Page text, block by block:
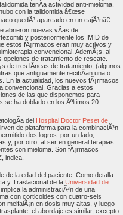
tenÃ­a actividad anti-mieloma,
con la talidomida â€œse
quedÃ³ aparcado en un cajÃ³nâ€.
abrieron nuevas vÃ­as de
y posteriormente los IMID de
estos fÃ¡rmacos eran muy activos y
convencional. AdemÃ¡s, al
de tratamiento de rescate.
de tres lÃ­neas de tratamiento, (algunos
que antiguamente recibÃ­an una o
En la actualidad, los nuevos fÃ¡rmacos
convencional. Gracias a estos
de las que disponemos para
ha doblado en los Ãºltimos 20
del Hospital Doctor Peset de
de plataforma para la combinaciÃ³n
dos logros: por un lado,
y, por otro, al ser en general terapias
con mieloma. Son fÃ¡rmacos
indica.
de la edad del paciente. Como detalla
y Traslacional de la Universidad de
la administraciÃ³n de una
con corticoides con cuatro-seis
melfalÃ¡n en dosis muy altas, y luego
el abordaje es similar, excepto